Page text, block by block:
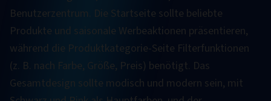
Benutzerzentrum. Die Startseite sollte beliebte
Produkte und saisonale Werbeaktionen präsentieren,
während die Produktkategorie-Seite Filterfunktionen
(z. B. nach Farbe, Größe, Preis) benötigt. Das
Gesamtdesign sollte modisch und modern sein, mit